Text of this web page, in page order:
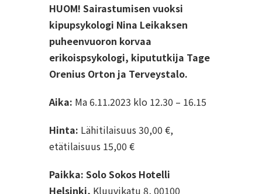
HUOM! Sairastumisen vuoksi
kipupsykologi Nina Leikaksen
puheenvuoron korvaa
erikoispsykologi, kipututkija Tage
Orenius Orton ja Terveystalo.
Aika: Ma 6.11.2023 klo 12.30 – 16.15
Hinta: Lähitilaisuus 30,00 €,
etätilaisuus 15,00 €
Paikka: Solo Sokos Hotelli
Helsinki, Kluuvikatu 8, 00100